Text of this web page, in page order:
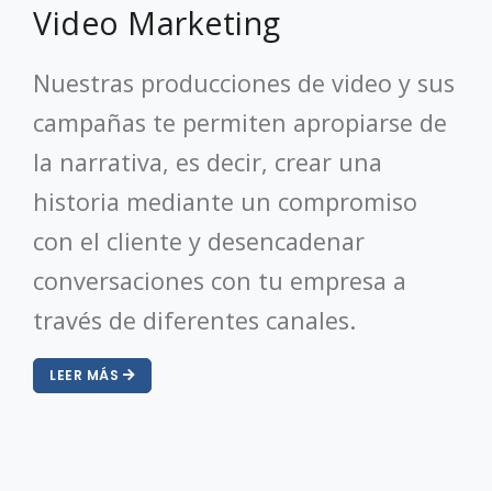
Video Marketing
Nuestras producciones de video y sus
campañas te permiten apropiarse de
la narrativa, es decir, crear una
historia mediante un compromiso
con el cliente y desencadenar
conversaciones con tu empresa a
través de diferentes canales.
LEER MÁS